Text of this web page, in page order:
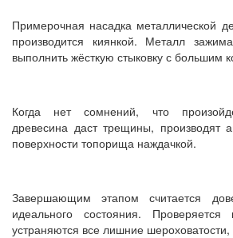
Примерочная насадка металлической
производится киянкой. Металл
выполнить жёсткую стыковку с большим
Когда нет сомнений, что
древесина даст трещины, производят
поверхности топорища наждачкой.
Завершающим этапом считается
идеального состояния. Проверяется
устраняются все лишние